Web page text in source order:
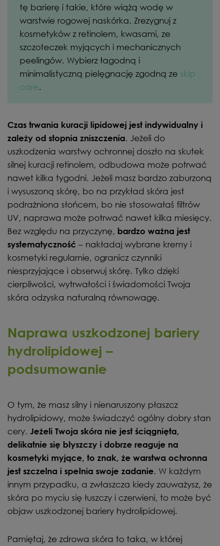
tę barierę i takie, które wiążą wodę w
warstwie rogowej naskórka. Zrezygnuj z
kosmetyków z retinolem, kwasami, ze
szczoteczek myjących i mechanicznych
peelingów. Wybierz łagodną i
minimalistyczną pielęgnację zgodną ze skip
care.
Czas trwania kuracji lipidowej jest indywidualny i
zależy od stopnia zniszczenia. Jeżeli do
uszkodzenia warstwy ochronnej doszło na skutek
silnej kuracji retinolem, odbudowa może potrwać
nawet kilka tygodni. Jeżeli masz bardzo zaburzoną
i wysuszoną skórę, bo na przykład skóra jest
podrażniona słońcem, bo nie stosowałaś filtrów
UV, naprawa może potrwać nawet kilka miesięcy.
Bez względu na przyczynę, bardzo ważna jest
systematyczność – nakładaj wybrane kremy i
kosmetyki regularnie, ogranicz czynniki
niesprzyjające i obserwuj skórę. Tylko dzięki
cierpliwości, wytrwałości i świadomości Twoja
skóra odzyska naturalną równowagę.
Naprawa uszkodzonej bariery
hydrolipidowej –
podsumowanie
O tym, że masz silny i nienaruszony płaszcz
hydrolipidowy, może świadczyć ogólny dobry stan
cery. Jeżeli Twoja skóra nie jest ściągnięta,
delikatnie się błyszczy i dobrze reaguje na
kosmetyki myjące, to znak, że warstwa ochronna
jest szczelna i spełnia swoje zadanie. W każdym
innym przypadku, a zwłaszcza kiedy zauważysz, że
skóra po myciu się łuszczy i czerwieni, to może być
objaw uszkodzonej bariery hydrolipidowej.
Pamiętaj, że zdrowa skóra to taka, w której